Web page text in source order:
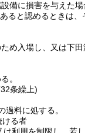
備に損害を与えた
ると認めるときは
め入場し、又は下
。
条繰上)
料に処する。
ける者